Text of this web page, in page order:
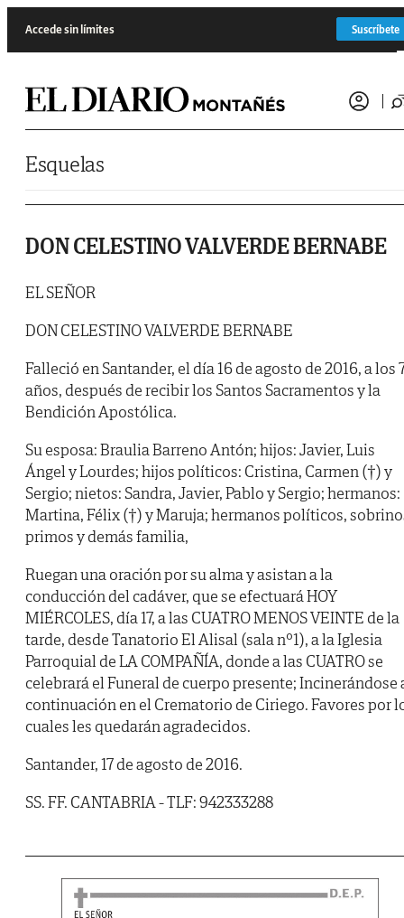
Accede sin límites Suscríbete
Esquelas
DON CELESTINO VALVERDE BERNABE
EL SEÑOR
DON CELESTINO VALVERDE BERNABE
Falleció en Santander, el día 16 de agosto de 2016, a los
años, después de recibir los Santos Sacramentos y la
Bendición Apostólica.
Su esposa: Braulia Barreno Antón; hijos: Javier, Luis
Ángel y Lourdes; hijos políticos: Cristina, Carmen (†) y
Sergio; nietos: Sandra, Javier, Pablo y Sergio; hermanos:
Martina, Félix (†) y Maruja; hermanos políticos,
primos y demás familia,
Ruegan una oración por su alma y asistan a la
conducción del cadáver, que se efectuará HOY
MIÉRCOLES, día 17, a las CUATRO MENOS VEINTE de la
tarde, desde Tanatorio El Alisal (sala nº1), a la Iglesia
Parroquial de LA COMPAÑÍA, donde a las CUATRO se
celebrará el Funeral de cuerpo presente; Incinerándose
continuación en el Crematorio de Ciriego. Favores por
cuales les quedarán agradecidos.
Santander, 17 de agosto de 2016.
SS. FF. CANTABRIA - TLF: 942333288